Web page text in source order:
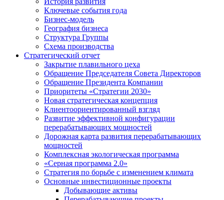
Ключевые события года
Бизнес-модель
География бизнеса
Структура Группы
Схема производства
Стратегический отчет
Закрытие плавильного цеха
Обращение Председателя Совета Директоров
Обращение Президента Компании
Приоритеты «Стратегии 2030»
Новая стратегическая концепция
Клиентоориентированный взгляд
Развитие эффективной конфигурации
перерабатывающих мощностей
Дорожная карта развития перерабатывающих
мощностей
Комплексная экологическая программа
«Серная программа 2.0»
Стратегия по борьбе с изменением климата
Основные инвестиционные проекты
Добывающие активы